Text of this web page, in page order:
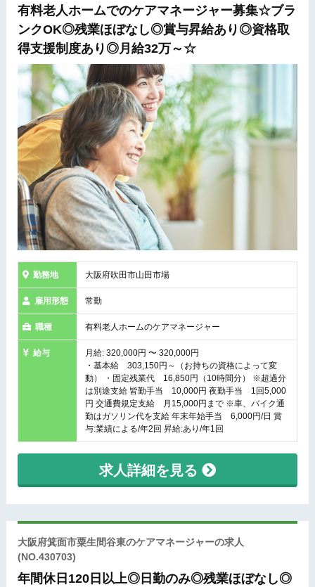
有料老人ホームでのケアマネージャー募集☆ブラ
ンクOK◎残業ほぼなし◎賞与昇給あり◎資格取
得支援制度あり◎月給32万～☆
勤務地 大阪府吹田市山田市場
雇用形態 常勤
職種 有料老人ホームのケアマネージャー
給与
月給: 320,000円 〜 320,000円
・基本給 303,150円～（お持ちの資格によって変
動） ・固定残業代 16,850円（10時間分） ※超過分
は別途支給 皆勤手当 10,000円 夜勤手当 1回5,000
円 交通費規定支給 月15,000円まで ※車、バイク通
勤はガソリン代を支給 年末年始手当 6,000円/日 賞
与:業績による/年2回 昇給:あり/年1回
求人詳細を見る
大阪府箕面市粟生間谷東のケアマネージャーの求人
(NO.430703)
年間休日120日以上◎日勤のみ◎残業ほぼなし◎